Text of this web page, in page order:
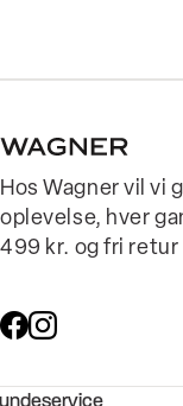
Hos Wagner vil vi
oplevelse, hver
499 kr. og fri retur